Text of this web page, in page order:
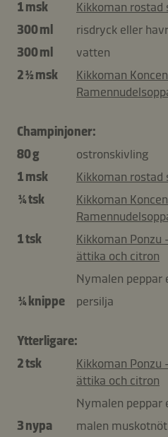
1 msk
Kikkoman rostad
300 ml
risdryck eller
300 ml
vatten
2 ½ msk
Kikkoman
Champinjoner:
80 g
ostronskivling
1 msk
Kikkoman rostad
¼ tsk
Kikkoman
1 tsk
Kikkoman Ponzu
ättika och citron
Nymalen peppar
¼ knippe
persilja
Ytterligare:
2 tsk
Kikkoman Ponzu
ättika och citron
Nymalen peppar
3 nypa
malen muskotnöt